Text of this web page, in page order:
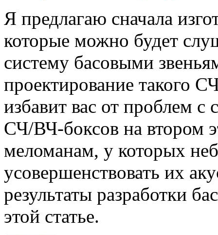
Я предлагаю сначала
которые можно будет
систему басовыми
проектирование такого
избавит вас от проблем с
СЧ/ВЧ-боксов на втором
меломанам, у которых
усовершенствовать их
результаты разработки
этой статье.